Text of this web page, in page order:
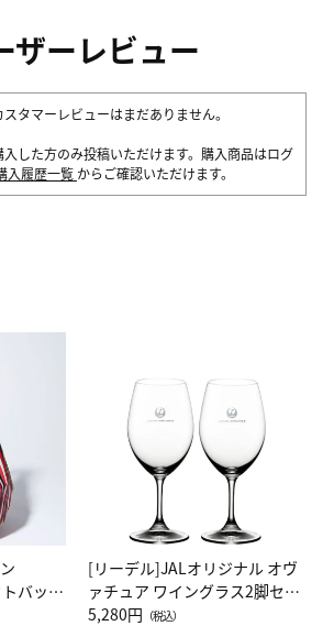
ザーレビュー
タマーレビューはまだありません。
した方のみ投稿いただけます。購入商品はログ
入履歴一覧 からご確認いただけます。
バッグ
）ス
[リーデル]JALオリジナル オヴ
ァチュア ワイングラス2脚セッ
ト（レッドワイン）
5,280円 （税込）